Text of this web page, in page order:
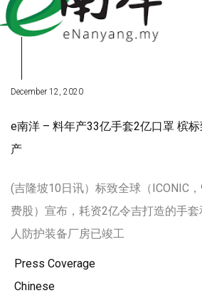
December 12, 2020
e南洋 – 料年产33亿手套2亿口罩 槟
产
(吉隆坡10日讯）标致全球（ICONIC
费股）宣布，耗资2亿令吉打造的手
人防护装备厂房已竣工
Press Coverage
Chinese